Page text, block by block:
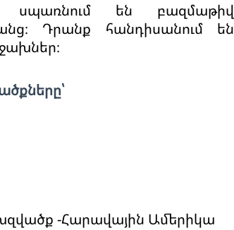
սպառնում են բազմաթիվ
Դրանք հանդիսանում են
-Հարավային Ամերիկա